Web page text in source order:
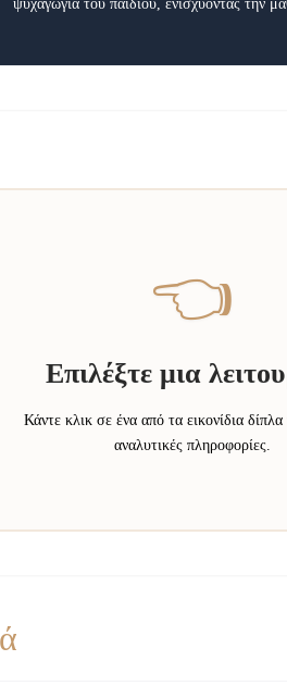
ψυχαγωγία του παιδιού, ενισχύοντας την
👈
Επιλέξτε μια
Κάντε κλικ σε ένα από τα εικονίδια δίπλα
αναλυτικές πληροφορίες.